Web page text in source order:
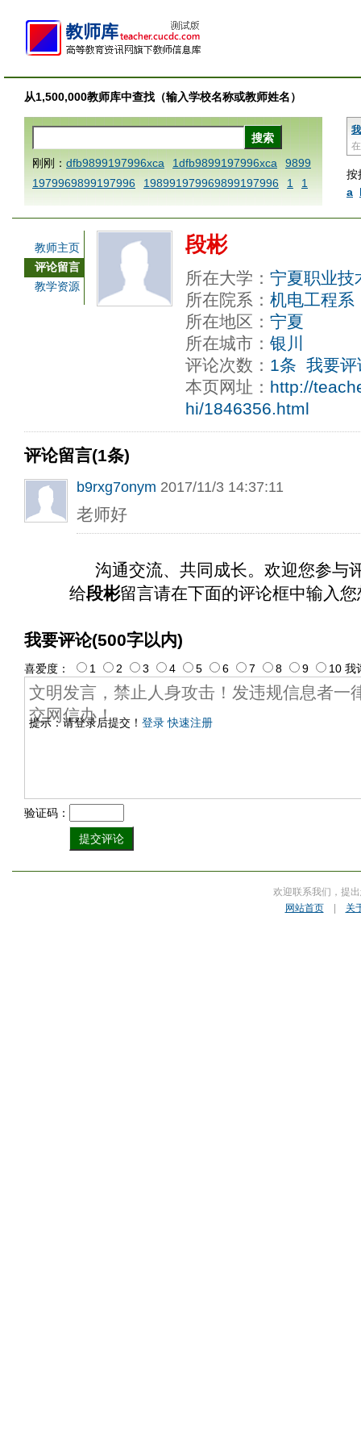
从1,500,000教师库中查找（输入学校名称或教师姓名）
按
a
刚刚： dfb9899197996xca 1dfb9899197996xca
9899
1979969899197996
198991979969899197996 1
1
AAABBBCCCdefine blablaenddefine dfbxyzendtemplat
a
1dfbmath key98991 methodmultiply operand97996x
ca
1dfbsetx9899197996xxca
3
1dfbzzzzzzzzbbbccccdddeeexcareplacezo
1printdf
b 9899197996 xca
AAABBBCCCdefine blablaenddefin
e dfbxyzendtemplate dfbCCCBBBAAA
dfb
dfb989919
dfbmath key98991 methodmulti
dfbsetx9899197996xxca
教师主页
评论留言
教学资源
段彬
所在大学： 宁夏职业技
所在院系： 机电工程系
所在地区： 宁夏
所在城市： 银川
评论次数： 1条 我要评
本页网址： http://
hi/1846356.html
评论留言(1条)
b9rxg7onym 2017/11/3 14:37:11
老师好
沟通交流、共同成长。欢迎您参与
给段彬留言请在下面的评论框中输入
我要评论(500字以内)
提示：请登录后提交！ 登录 快速注册
喜爱度： 1 2 3 4 5 6 7 8 9 10 我
验证码：
欢迎联系我们，提
网站首页| 关